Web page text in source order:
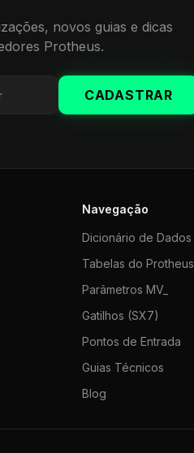
novos guias e dicas
Protheus.
CADASTRAR
Navegação
Dicionário de Dados
Tabelas do Protheus
Parâmetros MV_
Gatilhos (SX7)
Pontos de Entrada
Guias Técnicos
Blog